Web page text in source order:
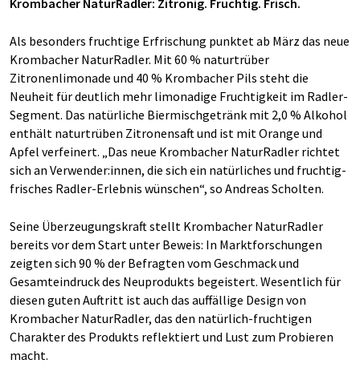
Krombacher NaturRadler: Zitronig. Fruchtig. Frisch.
Als besonders fruchtige Erfrischung punktet ab März das neue
Krombacher NaturRadler. Mit 60 % naturtrüber
Zitronenlimonade und 40 % Krombacher Pils steht die
Neuheit für deutlich mehr limonadige Fruchtigkeit im Radler-
Segment. Das natürliche Biermischgetränk mit 2,0 % Alkohol
enthält naturtrüben Zitronensaft und ist mit Orange und
Apfel verfeinert. „Das neue Krombacher NaturRadler richtet
sich an Verwender:innen, die sich ein natürliches und fruchtig-
frisches Radler-Erlebnis wünschen“, so Andreas Scholten.
Seine Überzeugungskraft stellt Krombacher NaturRadler
bereits vor dem Start unter Beweis: In Marktforschungen
zeigten sich 90 % der Befragten vom Geschmack und
Gesamteindruck des Neuprodukts begeistert. Wesentlich für
diesen guten Auftritt ist auch das auffällige Design von
Krombacher NaturRadler, das den natürlich-fruchtigen
Charakter des Produkts reflektiert und Lust zum Probieren
macht.